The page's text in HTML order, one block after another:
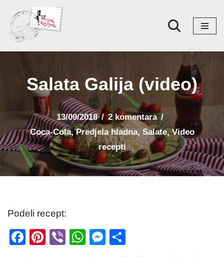
Skoči
na
Salata Galija (video)
13/09/2018
2 komentara
Coca-Cola,Predjela hladna,Salate,Video
recepti
Podeli recept:
F
Pi
Vi
W
M